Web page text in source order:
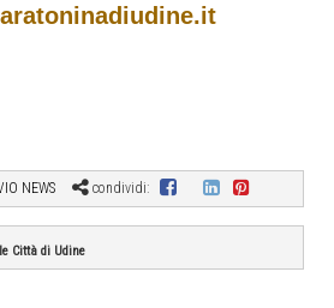
NEWS condividi:
Città di Udine